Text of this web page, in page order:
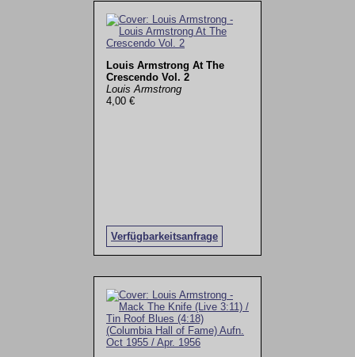
Louis Armstrong At The
Crescendo Vol. 2
Louis Armstrong
4,00 €
Verfügbarkeitsanfrage